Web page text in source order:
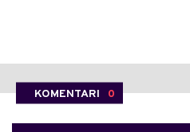
KOMENTARI 0